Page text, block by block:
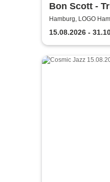
Bon Scott -
Hamburg, LOGO
15.08.2026 -